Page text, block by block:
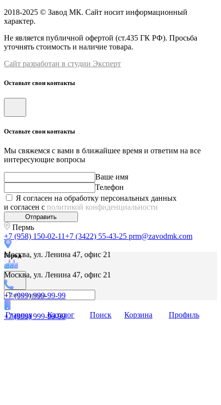
Москва, ул. Ленина 47, офис 21
Москва, ул. Ленина 47, офис 21
+7 (999) 999-99-99
+7 (999) 999-99-99
2018-2025 © Завод МК. Сайт носит информационный
характер.
Не является публичной офертой (ст.435 ГК РФ). Просьба
уточнять стоимость и наличие товара.
Сайт разработан в студии Эксперт
Оставьте свои контакты
Оставьте свои контакты
Мы свяжемся с вами в ближайшее время и ответим на все
интересующие вопросы
Ваше имя
Телефон
Я согласен на обработку персональных данных
и согласен с политикой конфиденциальности
Отправить
Пермь
+7 (958) 150-02-11+7 (3422) 55-43-25 prm@zavodmk.com
Город
Главная Каталог Поиск Корзина Профиль